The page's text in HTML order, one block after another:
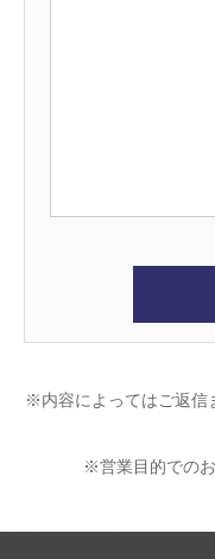
※内容によってはご返信
※営業目的での